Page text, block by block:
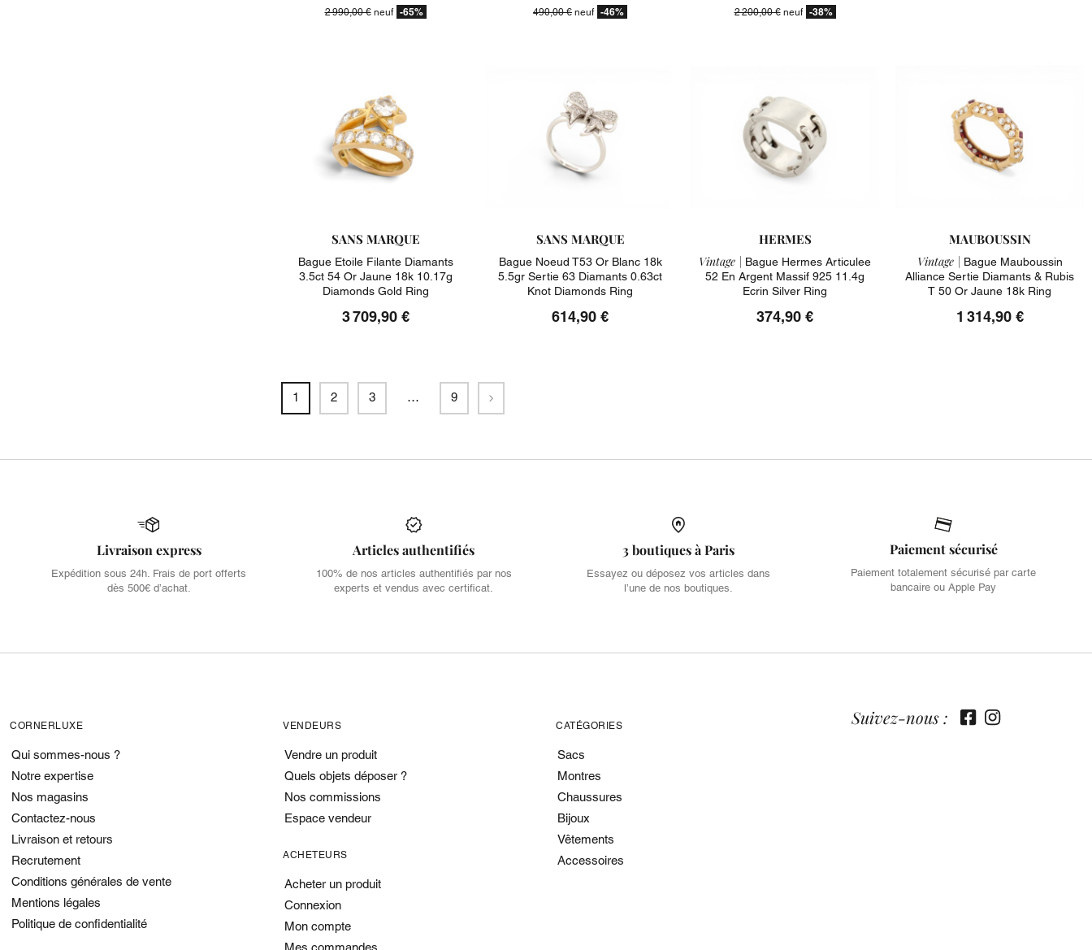
2 990,00 €neuf -65% 490,00 € neuf -46% 2 200,00 €neuf -38%
SANS MARQUE
Bague Etoile Filante Diamants
3.5ct 54 Or Jaune 18k 10.17g
Diamonds Gold Ring
3 709,90 €
SANS MARQUE
Bague Noeud T53 Or Blanc 18k
5.5gr Sertie 63 Diamants 0.63ct
Knot Diamonds Ring
614,90 €
HERMES
Vintage | Bague Hermes Articulee
52 En Argent Massif 925 11.4g
Ecrin Silver Ring
374,90 €
MAUBOUSSIN
Vintage | Bague Mauboussin
Alliance Sertie Diamants & Rubis
T 50 Or Jaune 18k Ring
1 314,90 €
1 2 3 … 9 Suivant
Livraison express
Expédition sous 24h. Frais de port offerts
dès 500€ d’achat.
Articles authentifiés
100% de nos articles authentifiés par nos
experts et vendus avec certificat.
3 boutiques à Paris
Essayez ou déposez vos articles dans
l’une de nos boutiques.
Paiement sécurisé
Paiement totalement sécurisé par carte
bancaire ou Apple Pay
CORNERLUXE
Qui sommes-nous ?
Notre expertise
Nos magasins
Contactez-nous
Livraison et retours
Recrutement
Conditions générales de vente
Mentions légales
Politique de confidentialité
VENDEURS
Vendre un produit
Quels objets déposer ?
Nos commissions
Espace vendeur
ACHETEURS
Acheter un produit
Connexion
Mon compte
CATÉGORIES
Sacs
Montres
Chaussures
Bijoux
Vêtements
Accessoires
Suivez-nous :